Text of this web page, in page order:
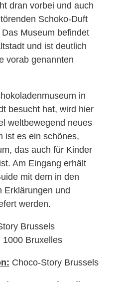
dran vorbei und auch
Schoko-Duft
Museum befindet
und ist deutlich
vorab genannten
in
besucht hat, wird hier
weltbewegend neues
ist es ein schönes,
das auch für Kinder
Am Eingang erhält
mit dem in den
Erklärungen und
werden.
Brussels
1000 Bruxelles
Choco-Story Brussels